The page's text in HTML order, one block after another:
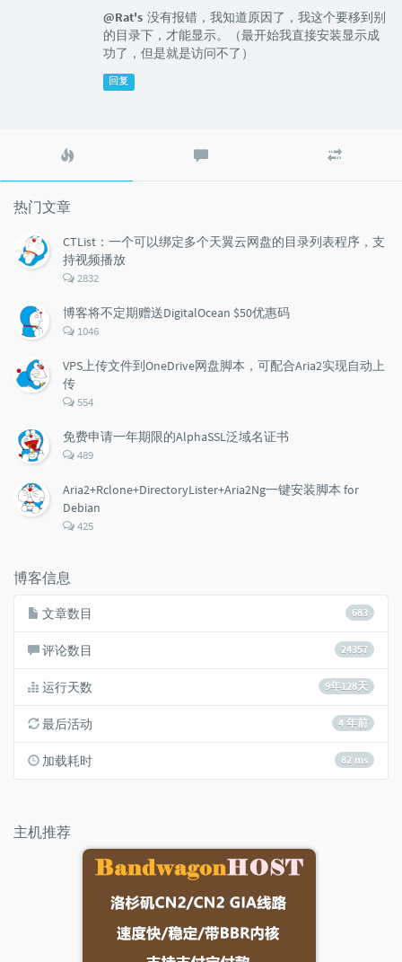
@Rat's 没有报错，我知道原因了，我这个要移到别
的目录下，才能显示。（最开始我直接安装显示成
功了，但是就是访问不了）
回复
文
评
文
热门文章
CTList：一个可以绑定多个天翼云网盘的目录列表程序，支
持视频播放
评
数：
2832
博客将不定期赠送DigitalOcean $50优惠码
评
数：
1046
VPS上传文件到OneDrive网盘脚本，可配合Aria2实现自动上
传
评
数：
554
免费申请一年期限的AlphaSSL泛域名证书
评
数：
489
Aria2+Rclone+DirectoryLister+Aria2Ng一键安装脚本 for
Debian
评
425
博客信息
683
文章数目
24357
评论数目
9年128天
运行天数
4 年前
最后活动
82 ms
加载耗时
主机推荐